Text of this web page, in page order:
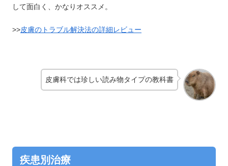
して面白く、かなりオススメ。
>>皮膚のトラブル解決法の詳細レビュー
皮膚科では珍しい読み物タイプの教科書
疾患別治療